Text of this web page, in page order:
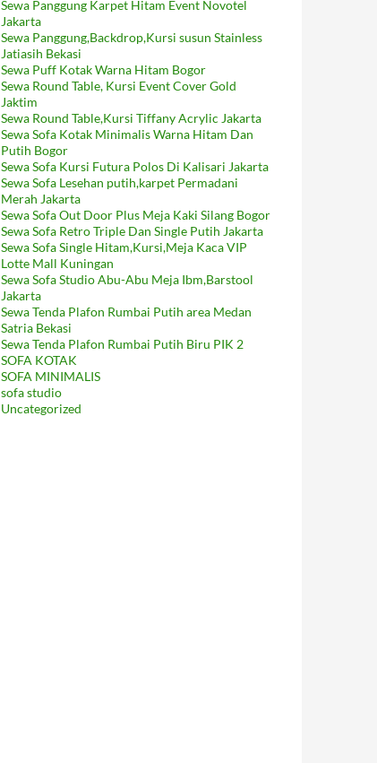
Sewa Panggung Karpet Hitam Event Novotel
Jakarta
Sewa Panggung,Backdrop,Kursi susun Stainless
Jatiasih Bekasi
Sewa Puff Kotak Warna Hitam Bogor
Sewa Round Table, Kursi Event Cover Gold
Jaktim
Sewa Round Table,Kursi Tiffany Acrylic Jakarta
Sewa Sofa Kotak Minimalis Warna Hitam Dan
Putih Bogor
Sewa Sofa Kursi Futura Polos Di Kalisari Jakarta
Sewa Sofa Lesehan putih,karpet Permadani
Merah Jakarta
Sewa Sofa Out Door Plus Meja Kaki Silang Bogor
Sewa Sofa Retro Triple Dan Single Putih Jakarta
Sewa Sofa Single Hitam,Kursi,Meja Kaca VIP
Lotte Mall Kuningan
Sewa Sofa Studio Abu-Abu Meja Ibm,Barstool
Jakarta
Sewa Tenda Plafon Rumbai Putih area Medan
Satria Bekasi
Sewa Tenda Plafon Rumbai Putih Biru PIK 2
SOFA KOTAK
SOFA MINIMALIS
sofa studio
Uncategorized